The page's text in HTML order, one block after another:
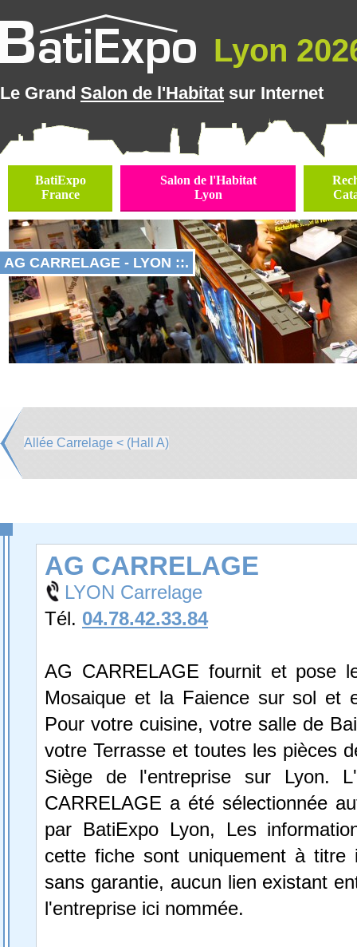
Lyon
Le Grand Salon de l'Habitat sur Internet
BatiExpo
France
Salon de l'Habitat
Lyon
AG CARRELAGE - LYON ::.
Allée Carrelage < (Hall A)
AG CARRELAGE
LYON Carrelage
Tél. 04.78.42.33.84
AG CARRELAGE fournit et pose
Mosaique et la Faience sur sol et
Pour votre cuisine, votre salle de
votre Terrasse et toutes les pièces
Siège de l'entreprise sur Lyon.
CARRELAGE a été sélectionnée
par BatiExpo Lyon, Les
cette fiche sont uniquement à titre
sans garantie, aucun lien existant
l'entreprise ici nommée.